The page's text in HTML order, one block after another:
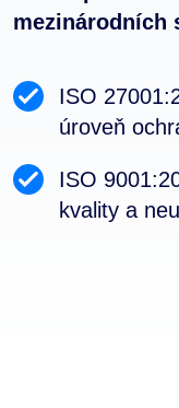
mezinárodních
ISO
úroveň
ISO
kvality a